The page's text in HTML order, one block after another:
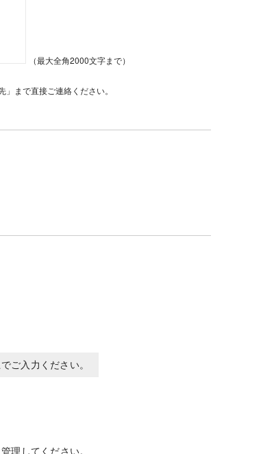
（最大全角2000文字まで）
まで直接ご連絡ください。
ご入力ください。
理してください。